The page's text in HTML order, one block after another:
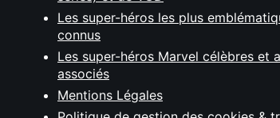
Les super-héros les plus
connus
Les super-héros Marvel célèbres et
associés
Mentions Légales